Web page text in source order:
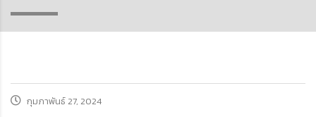
กุมภาพันธ์ 27, 2024